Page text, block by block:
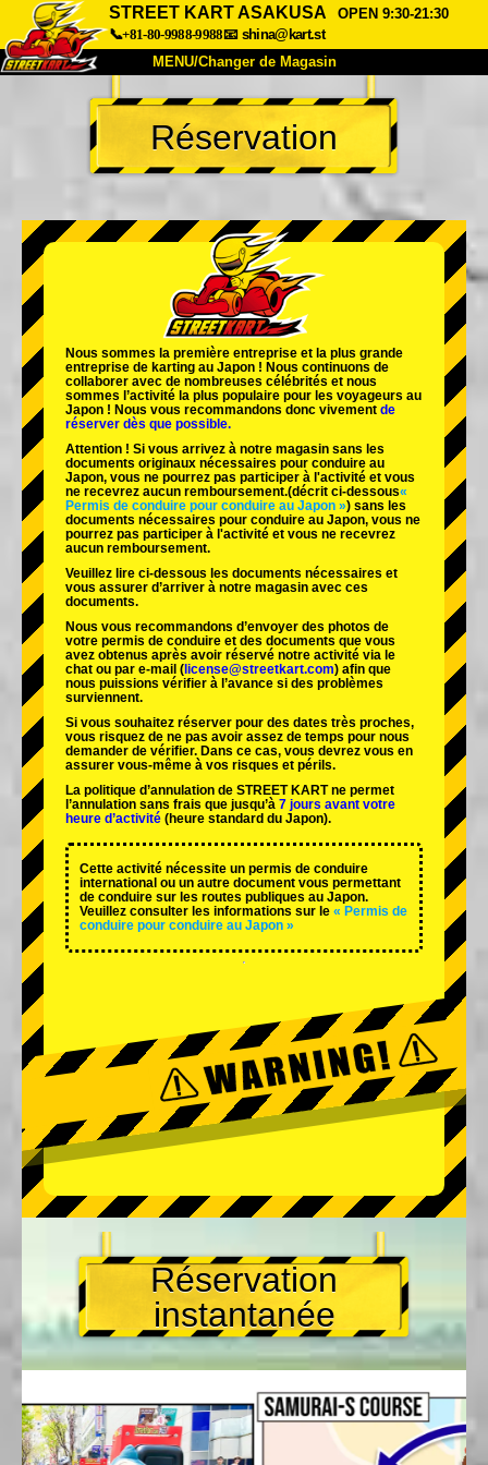
STREET KART ASAKUSA
OPEN 9:30-21:30
📞+81-80-9988-9988📧 shina@kart.st
MENU/Changer de Magasin
ACCUEIL
À Propos Caractéristiques Tarifs
Entreprise Réservation
Changer de Magasin
Tokyo Shinagawa Tokyo Akihabara#1
Tokyo Akihabara#2
Tokyo Shibuya Annexe Baie de Tokyo
Tokyo Asakusa Osaka
Réservation
Nous sommes la première entreprise et la plus grande
entreprise de karting au Japon ! Nous continuons de
collaborer avec de nombreuses célébrités et nous
sommes l’activité la plus populaire pour les voyageurs au
Japon ! Nous vous recommandons donc vivement de
réserver dès que possible.
Attention ! Si vous arrivez à notre magasin sans les
documents originaux nécessaires pour conduire au
Japon, vous ne pourrez pas participer à l'activité et vous
ne recevrez aucun remboursement.(décrit ci-dessous«
Permis de conduire pour conduire au Japon ») sans les
documents nécessaires pour conduire au Japon, vous ne
pourrez pas participer à l'activité et vous ne recevrez
aucun remboursement.
Veuillez lire ci-dessous les documents nécessaires et
vous assurer d’arriver à notre magasin avec ces
documents.
Nous vous recommandons d’envoyer des photos de
votre permis de conduire et des documents que vous
avez obtenus après avoir réservé notre activité via le
chat ou par e-mail ( license@streetkart.com) afin que
nous puissions vérifier à l’avance si des problèmes
surviennent.
Si vous souhaitez réserver pour des dates très proches,
vous risquez de ne pas avoir assez de temps pour nous
demander de vérifier. Dans ce cas, vous devrez vous en
assurer vous-même à vos risques et périls.
La politique d’annulation de STREET KART ne permet
l’annulation sans frais que jusqu’à 7 jours avant votre
heure d’activité (heure standard du Japon).
Cette activité nécessite un permis de conduire
international ou un autre document vous permettant
de conduire sur les routes publiques au Japon.
Veuillez consulter les informations sur le « Permis de
conduire pour conduire au Japon »
Réservation
instantanée